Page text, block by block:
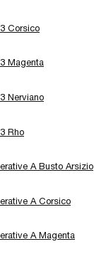
Corsico
Magenta
Nerviano
Rho
A Busto Arsizio
A Corsico
A Magenta